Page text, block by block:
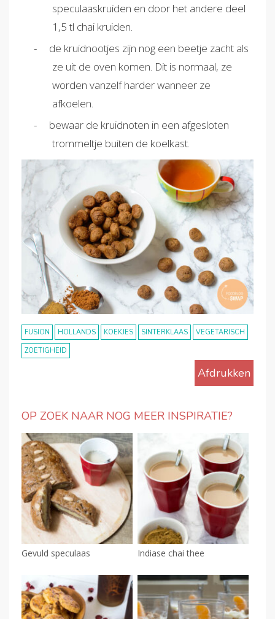
speculaaskruiden en door het andere deel
1,5 tl chai kruiden.
de kruidnootjes zijn nog een beetje zacht als
ze uit de oven komen. Dit is normaal, ze
worden vanzelf harder wanneer ze
afkoelen.
bewaar de kruidnoten in een afgesloten
trommeltje buiten de koelkast.
FUSION HOLLANDS KOEKJES SINTERKLAAS
VEGETARISCH
ZOETIGHEID
Afdrukken
OP ZOEK NAAR NOG MEER INSPIRATIE?
Gevuld speculaas Indiase chai thee